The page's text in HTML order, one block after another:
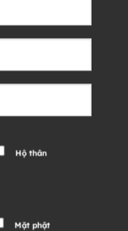
Hộ thân
Mặt phật